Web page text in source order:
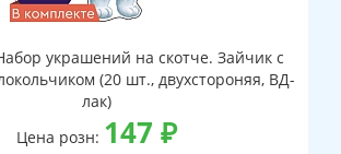
украшений на скотче. Зайчик с
(20 шт., двухстороняя, ВД-
лак)
Цена розн: 147 ₽